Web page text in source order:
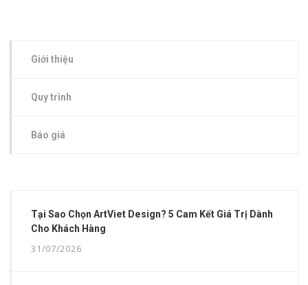
Giới thiệu
Quy trình
Báo giá
Tại Sao Chọn ArtViet Design? 5 Cam Kết Giá Trị Dành
Cho Khách Hàng
31/07/2026